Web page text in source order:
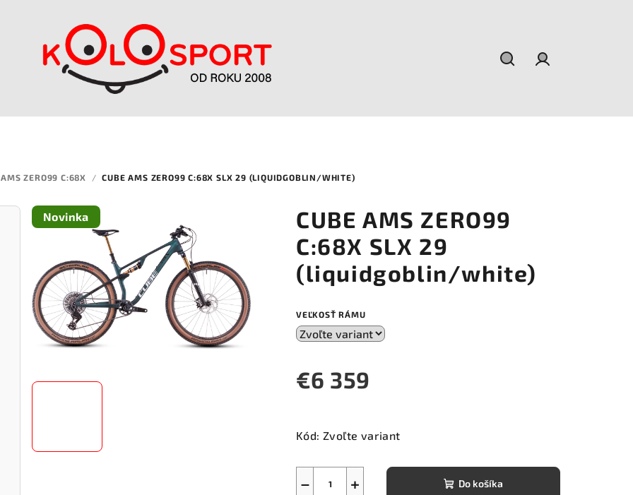
AMS ZERO99 C:68X / CUBE AMS ZERO99 C:68X SLX 29 (LIQUIDGOBLIN/WHITE)
CUBE AMS ZERO99
C:68X SLX 29
(liquidgoblin/white)
VEĽKOSŤ RÁMU
€6 359
cena:
Kód: Zvoľte variant
+
− Do košíka
Novinka